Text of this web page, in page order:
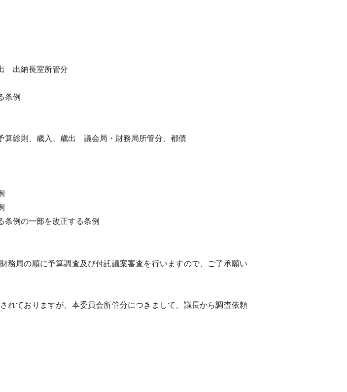
出納長室所管分
条例
則、歳入、歳出 議会局・財務局所管分、都債
例の一部を改正する条例
局の順に予算調査及び付託議案審査を行いますので、ご了承願い
ておりますが、本委員会所管分につきまして、議長から調査依頼